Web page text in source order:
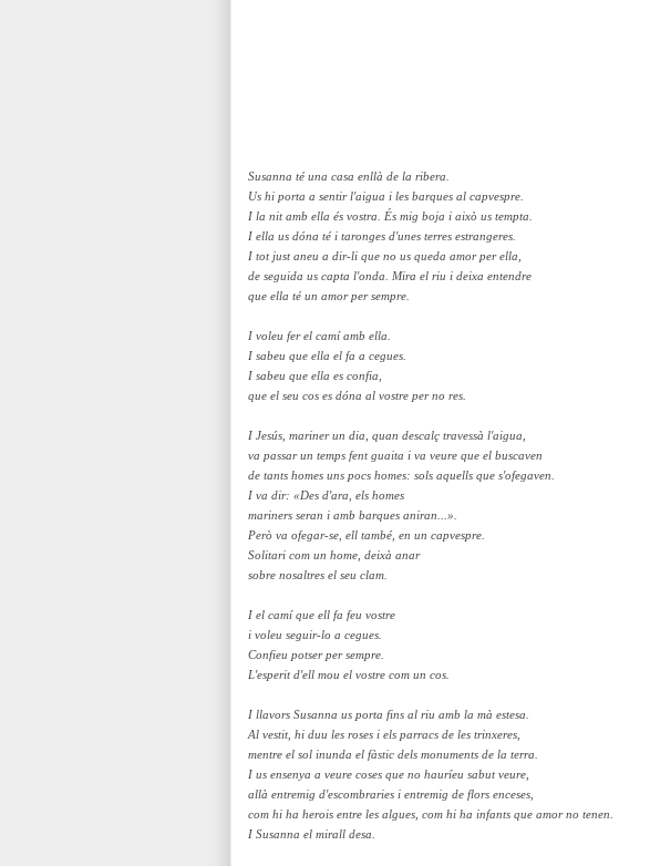
Susanna té una casa enllà de la ribera.
Us hi porta a sentir l'aigua i les barques al capvespre.
I la nit amb ella és vostra. És mig boja i això us tempta.
I ella us dóna té i taronges d'unes terres estrangeres.
I tot just aneu a dir-li que no us queda amor per ella,
de seguida us capta l'onda. Mira el riu i deixa entendre
que ella té un amor per sempre.
I voleu fer el camí amb ella.
I sabeu que ella el fa a cegues.
I sabeu que ella es confia,
que el seu cos es dóna al vostre per no res.
I Jesús, mariner un dia, quan descalç travessà l'aigua,
va passar un temps fent guaita i va veure que el buscaven
de tants homes uns pocs homes: sols aquells que s'ofegaven.
I va dir: «Des d'ara, els homes
mariners seran i amb barques aniran...».
Però va ofegar-se, ell també, en un capvespre.
Solitari com un home, deixà anar
sobre nosaltres el seu clam.
I el camí que ell fa feu vostre
i voleu seguir-lo a cegues.
Confieu potser per sempre.
L'esperit d'ell mou el vostre com un cos.
I llavors Susanna us porta fins al riu amb la mà estesa.
Al vestit, hi duu les roses i els parracs de les trinxeres,
mentre el sol inunda el fàstic dels monuments de la terra.
I us ensenya a veure coses que no hauríeu sabut veure,
allà entremig d'escombraries i entremig de flors enceses,
com hi ha herois entre les algues, com hi ha infants que amor no tenen.
I Susanna el mirall desa.